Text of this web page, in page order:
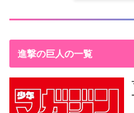
進撃の巨人の一覧